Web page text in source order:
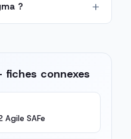
?
fiches connexes
Agile SAFe